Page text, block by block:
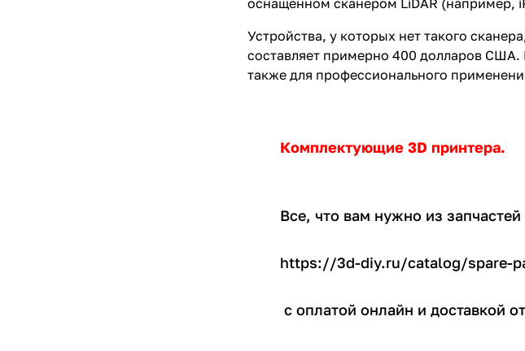
Устройства, у которых нет такого
составляет примерно 400 долларов
также для профессионального
Комплектующие 3D принтера.
Все, что вам нужно из
https://3d-diy.ru/catalog/spare-
с оплатой онлайн и доставкой